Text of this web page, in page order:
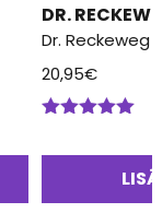
DR.
Dr. Reckeweg
20,95€